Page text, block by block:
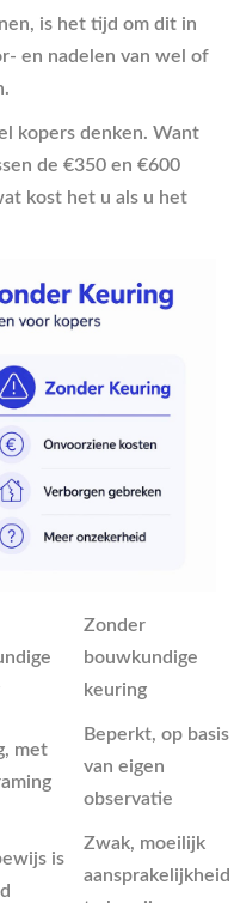
is het tijd om dit in
en nadelen van wel of
kopers denken. Want
de €350 en €600
kost het u als u het
Zonder
bouwkundige
keuring
met
Beperkt, op basis
van eigen
observatie
is
Zwak, moeilijk
aansprakelijkheid